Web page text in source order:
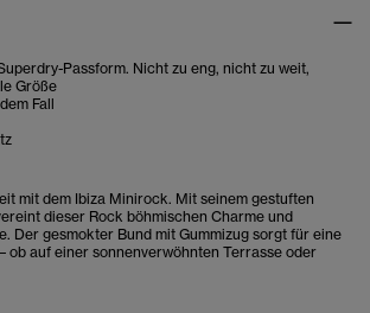
Passform. Nicht zu eng, nicht zu weit,
Größe
Fall
mit dem Ibiza Minirock. Mit seinem gestuften
dieser Rock böhmischen Charme und
Der gesmokter Bund mit Gummizug sorgt für eine
ob auf einer sonnenverwöhnten Terrasse oder